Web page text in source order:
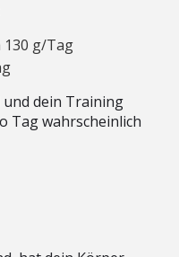
130 g/Tag
und dein Training
Tag wahrscheinlich